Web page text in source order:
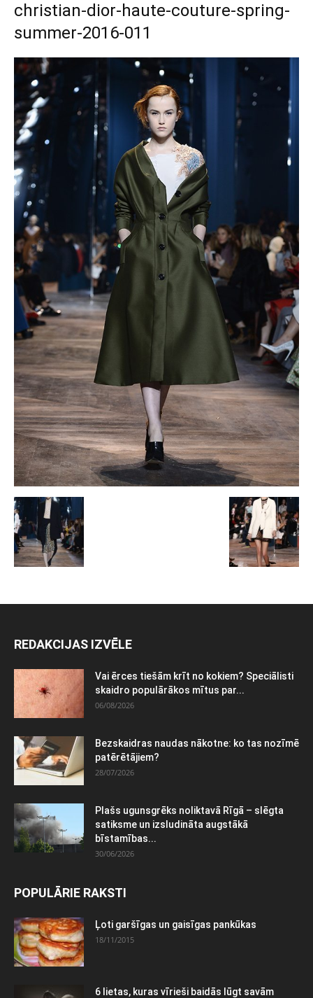
christian-dior-haute-couture-spring-
summer-2016-011
REDAKCIJAS IZVĒLE
Vai ērces tiešām krīt no kokiem? Speciālisti
skaidro populārākos mītus par...
06/08/2026
Bezskaidras naudas nākotne: ko tas nozīmē
patērētājiem?
28/07/2026
Plašs ugunsgrēks noliktavā Rīgā – slēgta
satiksme un izsludināta augstākā
bīstamības...
30/06/2026
POPULĀRIE RAKSTI
Ļoti garšīgas un gaisīgas pankūkas
18/11/2015
6 lietas, kuras vīrieši baidās lūgt savām